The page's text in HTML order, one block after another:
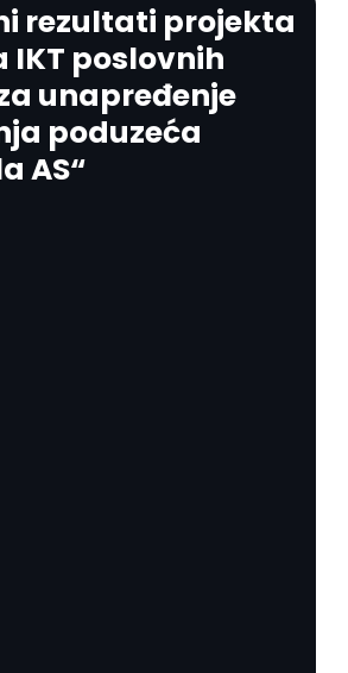
rezultati projekta
IKT poslovnih
unapređenje
poduzeća
AS“